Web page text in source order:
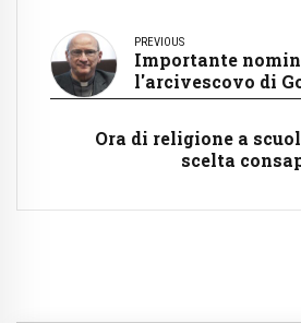
PREVIOUS
Importante
l'arcivescovo di
Ora di religione a
scelta